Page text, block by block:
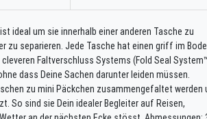
ideal um sie innerhalb einer anderen Tasche zu
zu separieren. Jede Tasche hat einen griff im
Faltverschluss Systems (Fold Seal
dass Deine Sachen darunter leiden müssen.
zu mini Päckchen zusammengefaltet werden
So sind sie Dein idealer Begleiter auf Reisen,